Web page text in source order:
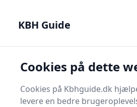
KBH Guide
Start søgning
KBH Guide
Cookies på dette
Cookies på Kbhguide.dk
levere en bedre